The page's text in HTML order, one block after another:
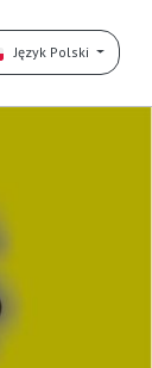
Język Polski